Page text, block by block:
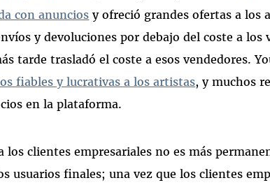
con anuncios y ofreció grandes ofertas a los
y devoluciones por debajo del coste a los
tarde trasladó el coste a esos vendedores.
fiables y lucrativas a los artistas, y muchos
en la plataforma.
los clientes empresariales no es más
usuarios finales; una vez que los clientes